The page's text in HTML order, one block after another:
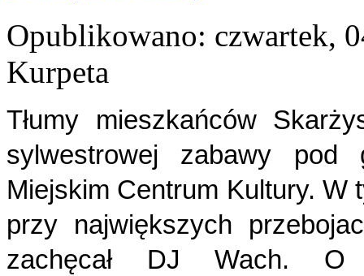
Opublikowano: czwartek,
Kurpeta
Tłumy mieszkańców
sylwestrowej zabawy
Miejskim Centrum Kultury. W
przy
największych
zachęcał DJ Wach. O